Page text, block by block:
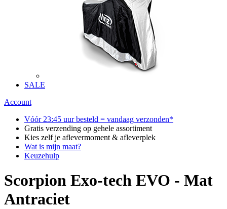
SALE
Account
Vóór 23:45 uur besteld = vandaag verzonden*
Gratis verzending op gehele assortiment
Kies zelf je aflevermoment & afleverplek
Wat is mijn maat?
Keuzehulp
Scorpion Exo-tech EVO - Mat
Antraciet